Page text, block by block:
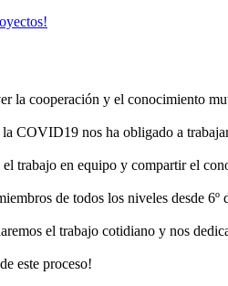
la cooperación y el conocimiento
COVID19 nos ha obligado a
trabajo en equipo y compartir el
de todos los niveles desde
el trabajo cotidiano y nos
este proceso!